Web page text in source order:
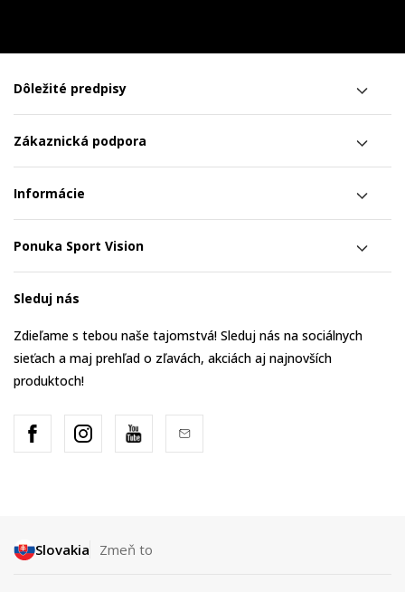
Dôležité predpisy
Zákaznická podpora
Informácie
Ponuka Sport Vision
Sleduj nás
Zdieľame s tebou naše tajomstvá! Sleduj nás na sociálnych
sieťach a maj prehľad o zľavách, akciách aj najnovších
produktoch!
Slovakia Zmeň to